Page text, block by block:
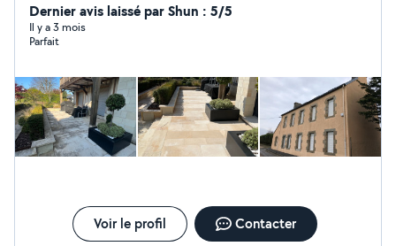
nettoyage, gouttière hydrofuge produit, étanchéité
nettoyage, carrelage, nettoyage, dallage nettoyage,
muret réparation . Nettoyage façade avec produits anti
changement d'ardoise changement, faîtage, réparation,
fuite, réparation, gouttière, changement de gouttière
Devis et déplacement gratuit. merci de me contacter.
Dernier avis laissé par Shun : 5/5
Il y a 3 mois
Parfait
Voir le profil Contacter